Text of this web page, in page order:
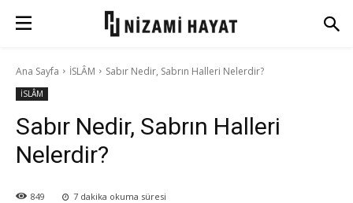
Ana Sayfa İSLÂM Sabır Nedir, Sabrın Halleri Nelerdir?
İSLÂM
Sabır Nedir, Sabrın Halleri
Nelerdir?
849 7 dakika okuma süresi